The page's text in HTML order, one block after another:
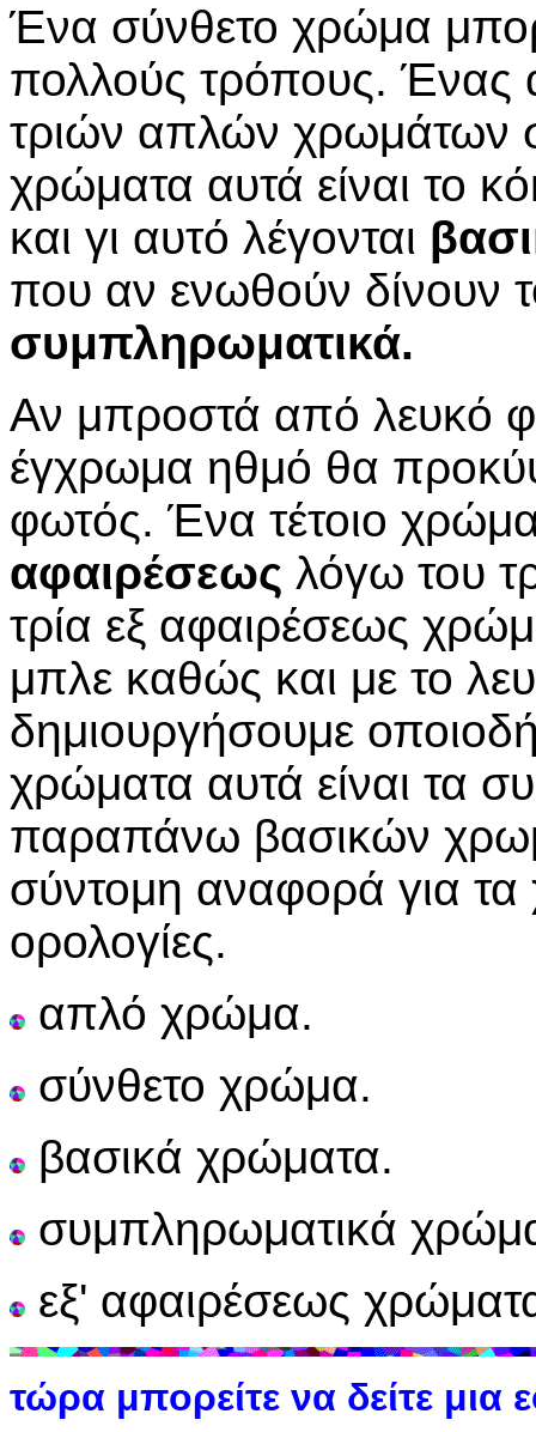
Ένα σύνθετο χρώμα
πολλούς τρόπους. Ένας
τριών απλών χρωμάτων
χρώματα αυτά είναι το
και γι αυτό λέγονται
που αν ενωθούν δίνουν
συμπληρωματικά.
Αν μπροστά από λευκό
έγχρωμα ηθμό θα
φωτός. Ένα τέτοιο
αφαιρέσεως λόγω του
τρία εξ αφαιρέσεως
μπλε καθώς και με το
δημιουργήσουμε
χρώματα αυτά είναι τα
παραπάνω βασικών
σύντομη αναφορά για
ορολογίες.
απλό χρώμα.
σύνθετο χρώμα.
βασικά χρώματα.
συμπληρωματικά
εξ' αφαιρέσεως
τώρα μπορείτε να δείτε